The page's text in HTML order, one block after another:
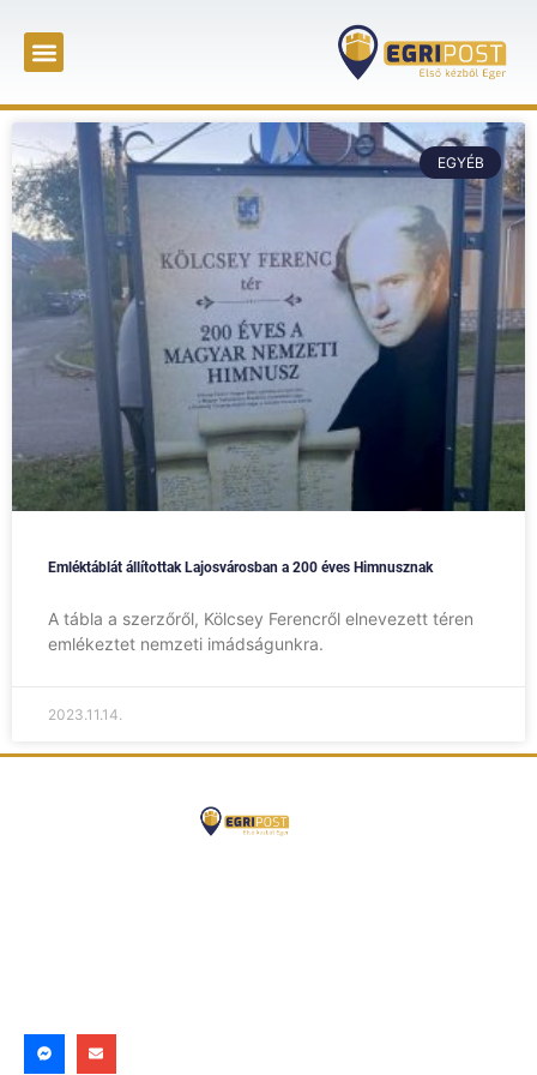
EGYÉB
Emléktáblát állítottak Lajosvárosban a 200 éves Himnusznak
A tábla a szerzőről, Kölcsey Ferencről elnevezett téren
emlékeztet nemzeti imádságunkra.
2023.11.14.